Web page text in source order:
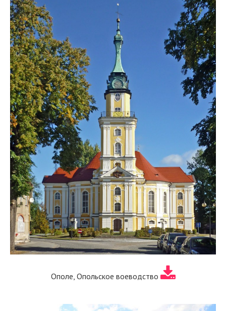
Ополе, Опольское воеводство